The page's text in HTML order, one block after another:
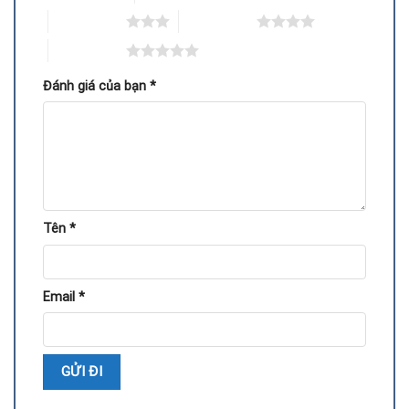
Card Vga
Tại Repair Card Vga, dịch vụ thay chipset GPU VGA ASRock
hiệu quả:
Tháo bỏ chipset GPU cũ bằng thiết bị chuyên dụng.
Đánh giá của bạn *
Tên *
Email *